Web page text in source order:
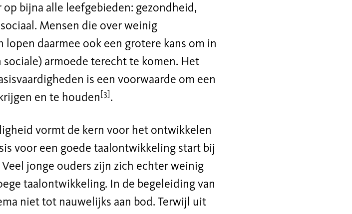
bijna alle leefgebieden: gezondheid,
Mensen die over weinig
lopen daarmee ook een grotere kans om in
armoede terecht te komen. Het
is een voorwaarde om een
en te houden [3] .
vormt de kern voor het ontwikkelen
voor een goede taalontwikkeling start bij
jonge ouders zijn zich echter weinig
taalontwikkeling. In de begeleiding van
niet tot nauwelijks aan bod. Terwijl uit